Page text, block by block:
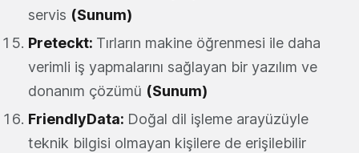
servis (Sunum)
Preteckt: Tırların makine öğrenmesi ile daha
verimli iş yapmalarını sağlayan bir yazılım ve
donanım çözümü (Sunum)
FriendlyData: Doğal dil işleme arayüzüyle
teknik bilgisi olmayan kişilere de erişilebilir